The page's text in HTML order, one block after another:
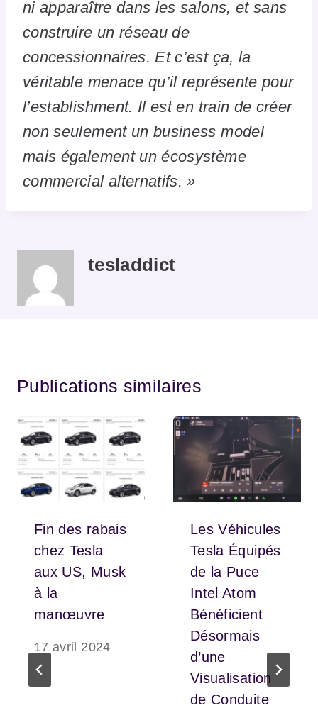
ni apparaître dans les salons, et sans
construire un réseau de
concessionnaires. Et c’est ça, la
véritable menace qu’il représente pour
l’establishment. Il est en train de créer
non seulement un business model
mais également un écosystème
commercial alternatifs. »
tesladdict
Publications similaires
Fin des rabais
chez Tesla
aux US, Musk
à la
manœuvre
17 avril 2024
Les Véhicules
Tesla Équipés
de la Puce
Intel Atom
Bénéficient
Désormais
d’une
Visualisation
de Conduite